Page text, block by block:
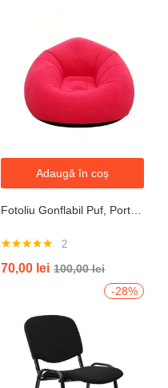
Adaugă în coș
5.00din 5
2
70,00 lei 100,00lei
-28%